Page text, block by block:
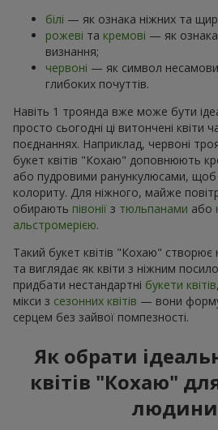
білі — як ознака ніжних та
рожеві та кремові — як ознака
визнання;
червоні — як символ
глибоких почуттів.
Навіть 1 троянда вже може бути
просто сьогодні ці витончені квіти
поєднаннях. Наприклад, червоні
букет квітів "Кохаю" доповнюють
або пудровими ранункулюсами, щоб
колориту. Для ніжного, майже
обирають півонії з тюльпанами або
альстромерією.
Такий букет квітів "Кохаю" створює
та виглядає як квіти з ніжним
придбати нестандартні букети квітів
мікси з сезонних квітів — вони
серцем без зайвої помпезності.
Як обрати
квітів "Кохаю"
людини